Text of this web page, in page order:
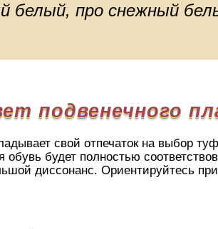
белый, про снежный
подвенечного
свой отпечаток на выбор
будет полностью
диссонанс. Ориентируйтесь